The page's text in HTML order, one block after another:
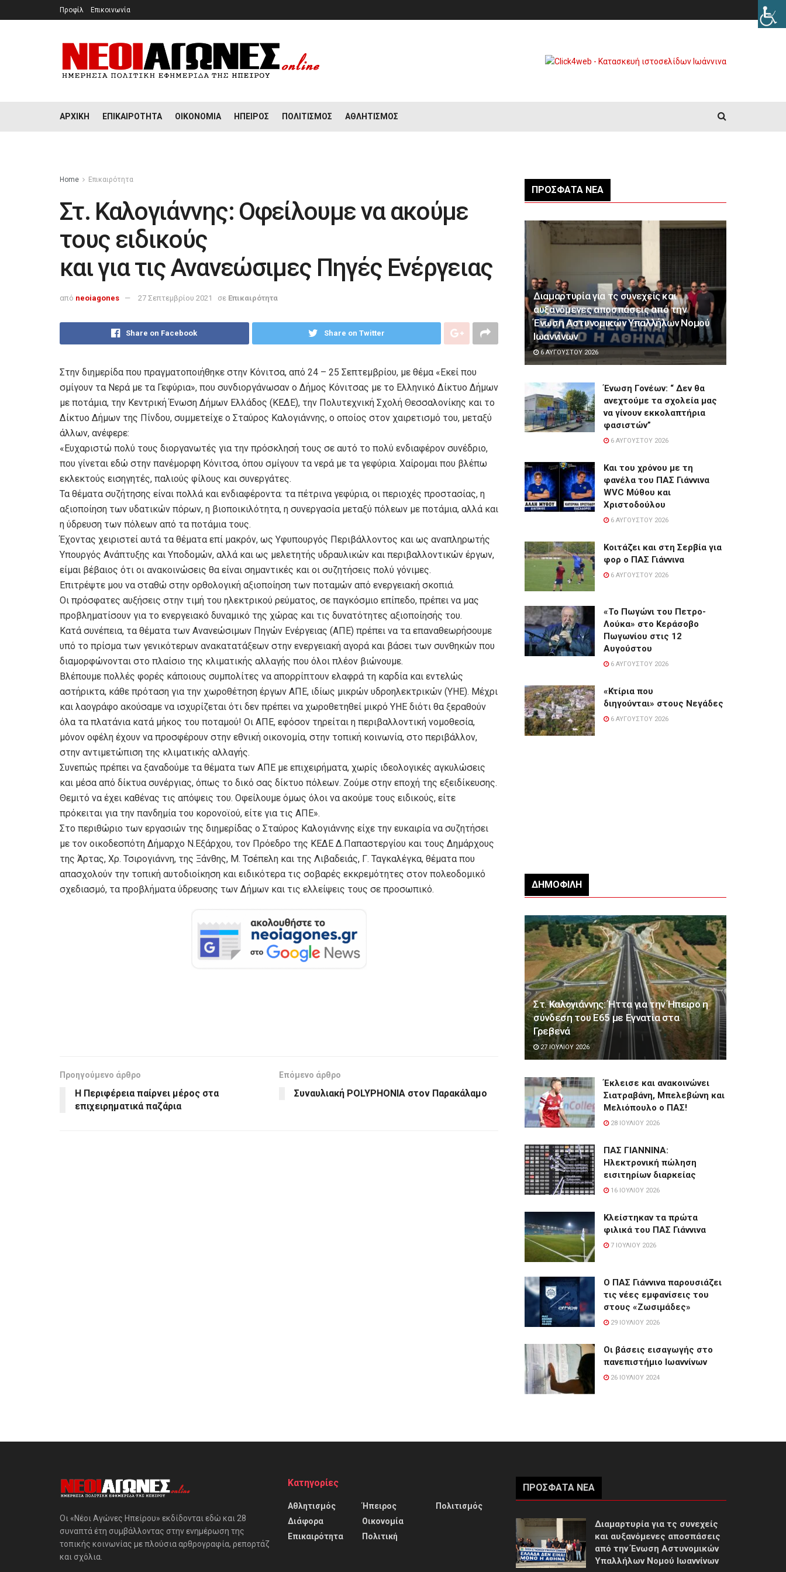
Προφίλ Επικοινωνία
ΑΡΧΙΚΉ ΕΠΙΚΑΙΡΌΤΗΤΑ ΟΙΚΟΝΟΜΊΑ ΉΠΕΙΡΟΣ ΠΟΛΙΤΙΣΜΌΣ ΑΘΛΗΤΙΣΜΌΣ
Home Επικαιρότητα
Στ. Καλογιάννης: Οφείλουμε να ακούμε
τους ειδικούς
και για τις Ανανεώσιμες Πηγές Ενέργειας
από neoiagones 27 Σεπτεμβρίου 2021 σε Επικαιρότητα
Share on Facebook Share on Twitter
Στην διημερίδα που πραγματοποιήθηκε στην Κόνιτσα, από 24 – 25 Σεπτεμβρίου, με θέμα «Εκεί που
σμίγουν τα Νερά με τα Γεφύρια», που συνδιοργάνωσαν ο Δήμος Κόνιτσας με το Ελληνικό Δίκτυο Δήμων
με ποτάμια, την Κεντρική Ένωση Δήμων Ελλάδος (ΚΕΔΕ), την Πολυτεχνική Σχολή Θεσσαλονίκης και το
Δίκτυο Δήμων της Πίνδου, συμμετείχε ο Σταύρος Καλογιάννης, ο οποίος στον χαιρετισμό του, μεταξύ
άλλων, ανέφερε:
«Ευχαριστώ πολύ τους διοργανωτές για την πρόσκλησή τους σε αυτό το πολύ ενδιαφέρον συνέδριο,
που γίνεται εδώ στην πανέμορφη Κόνιτσα, όπου σμίγουν τα νερά με τα γεφύρια. Χαίρομαι που βλέπω
εκλεκτούς εισηγητές, παλιούς φίλους και συνεργάτες.
Τα θέματα συζήτησης είναι πολλά και ενδιαφέροντα: τα πέτρινα γεφύρια, οι περιοχές προστασίας, η
αξιοποίηση των υδατικών πόρων, η βιοποικιλότητα, η συνεργασία μεταξύ πόλεων με ποτάμια, αλλά και
η ύδρευση των πόλεων από τα ποτάμια τους.
Έχοντας χειριστεί αυτά τα θέματα επί μακρόν, ως Υφυπουργός Περιβάλλοντος και ως αναπληρωτής
Υπουργός Ανάπτυξης και Υποδομών, αλλά και ως μελετητής υδραυλικών και περιβαλλοντικών έργων,
είμαι βέβαιος ότι οι ανακοινώσεις θα είναι σημαντικές και οι συζητήσεις πολύ γόνιμες.
Επιτρέψτε μου να σταθώ στην ορθολογική αξιοποίηση των ποταμών από ενεργειακή σκοπιά.
Οι πρόσφατες αυξήσεις στην τιμή του ηλεκτρικού ρεύματος, σε παγκόσμιο επίπεδο, πρέπει να μας
προβληματίσουν για το ενεργειακό δυναμικό της χώρας και τις δυνατότητες αξιοποίησής του.
Κατά συνέπεια, τα θέματα των Ανανεώσιμων Πηγών Ενέργειας (ΑΠΕ) πρέπει να τα επαναθεωρήσουμε
υπό το πρίσμα των γενικότερων ανακατατάξεων στην ενεργειακή αγορά και βάσει των συνθηκών που
διαμορφώνονται στο πλαίσιο της κλιματικής αλλαγής που όλοι πλέον βιώνουμε.
Βλέπουμε πολλές φορές κάποιους συμπολίτες να απορρίπτουν ελαφρά τη καρδία και εντελώς
αστήρικτα, κάθε πρόταση για την χωροθέτηση έργων ΑΠΕ, ιδίως μικρών υδροηλεκτρικών (ΥΗΕ). Μέχρι
και λαογράφο ακούσαμε να ισχυρίζεται ότι δεν πρέπει να χωροθετηθεί μικρό ΥΗΕ διότι θα ξεραθούν
όλα τα πλατάνια κατά μήκος του ποταμού! Οι ΑΠΕ, εφόσον τηρείται η περιβαλλοντική νομοθεσία,
μόνον οφέλη έχουν να προσφέρουν στην εθνική οικονομία, στην τοπική κοινωνία, στο περιβάλλον,
στην αντιμετώπιση της κλιματικής αλλαγής.
Συνεπώς πρέπει να ξαναδούμε τα θέματα των ΑΠΕ με επιχειρήματα, χωρίς ιδεολογικές αγκυλώσεις
και μέσα από δίκτυα συνέργιας, όπως το δικό σας δίκτυο πόλεων. Ζούμε στην εποχή της εξειδίκευσης.
Θεμιτό να έχει καθένας τις απόψεις του. Οφείλουμε όμως όλοι να ακούμε τους ειδικούς, είτε
πρόκειται για την πανδημία του κορονοϊού, είτε για τις ΑΠΕ».
Στο περιθώριο των εργασιών της διημερίδας ο Σταύρος Καλογιάννης είχε την ευκαιρία να συζητήσει
με τον οικοδεσπότη Δήμαρχο Ν.Εξάρχου, τον Πρόεδρο της ΚΕΔΕ Δ.Παπαστεργίου και τους Δημάρχους
της Άρτας, Χρ. Τσιρογιάννη, της Ξάνθης, Μ. Τσέπελη και της Λιβαδειάς, Γ. Ταγκαλέγκα, θέματα που
απασχολούν την τοπική αυτοδιοίκηση και ειδικότερα τις σοβαρές εκκρεμότητες στον πολεοδομικό
σχεδιασμό, τα προβλήματα ύδρευσης των Δήμων και τις ελλείψεις τους σε προσωπικό.
Προηγούμενο άρθρο
Η Περιφέρεια παίρνει μέρος στα
επιχειρηματικά παζάρια
Επόμενο άρθρο
Συναυλιακή POLYPHONIA στον Παρακάλαμο
ΠΡΌΣΦΑΤΑ ΝΈΑ
Διαμαρτυρία για τς συνεχείς και
αυξανόμενες αποσπάσεις από την
Ένωση Αστυνομικών Υπαλλήλων Νομού
Ιωαννίνων
6 ΑΥΓΟΎΣΤΟΥ 2026
Ένωση Γονέων: “ Δεν θα
ανεχτούμε τα σχολεία μας
να γίνουν εκκολαπτήρια
φασιστών”
6 ΑΥΓΟΎΣΤΟΥ 2026
Και του χρόνου με τη
φανέλα του ΠΑΣ Γιάννινα
WVC Μύθου και
Χριστοδούλου
6 ΑΥΓΟΎΣΤΟΥ 2026
Κοιτάζει και στη Σερβία για
φορ ο ΠΑΣ Γιάννινα
6 ΑΥΓΟΎΣΤΟΥ 2026
«Το Πωγώνι του Πετρο-
Λούκα» στο Κεράσοβο
Πωγωνίου στις 12
Αυγούστου
6 ΑΥΓΟΎΣΤΟΥ 2026
«Κτίρια που
διηγούνται» στους Νεγάδες
6 ΑΥΓΟΎΣΤΟΥ 2026
ΔΗΜΟΦΙΛΉ
Στ. Καλογιάννης: Ήττα για την Ήπειρο η
σύνδεση του Ε65 με Εγνατία στα
Γρεβενά
27 ΙΟΥΛΊΟΥ 2026
Έκλεισε και ανακοινώνει
Σιατραβάνη, Μπελεβώνη και
Μελιόπουλο ο ΠΑΣ!
28 ΙΟΥΛΊΟΥ 2026
ΠΑΣ ΓΙΑΝΝΙΝΑ:
Hλεκτρονική πώληση
εισιτηρίων διαρκείας
16 ΙΟΥΛΊΟΥ 2026
Κλείστηκαν τα πρώτα
φιλικά του ΠΑΣ Γιάννινα
7 ΙΟΥΛΊΟΥ 2026
Ο ΠΑΣ Γιάννινα παρουσιάζει
τις νέες εμφανίσεις του
στους «Ζωσιμάδες»
29 ΙΟΥΛΊΟΥ 2026
Οι βάσεις εισαγωγής στο
πανεπιστήμιο Ιωαννίνων
26 ΙΟΥΛΊΟΥ 2024
Οι «Νέοι Αγώνες Ηπείρου» εκδίδονται εδώ και 28
συναπτά έτη συμβάλλοντας στην ενημέρωση της
τοπικής κοινωνίας με πλούσια αρθρογραφία, ρεπορτάζ
και σχόλια.
Κατηγορίες
Αθλητισμός
Διάφορα
Επικαιρότητα
Ήπειρος
Οικονομία
Πολιτική
Πολιτισμός
ΠΡΌΣΦΑΤΑ ΝΈΑ
Διαμαρτυρία για τς συνεχείς
και αυξανόμενες αποσπάσεις
από την Ένωση Αστυνομικών
Υπαλλήλων Νομού Ιωαννίνων